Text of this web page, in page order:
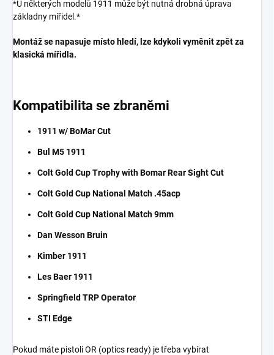
*U některých modelů 1911 může být nutná drobná úprava
základny mířidel.*
Montáž se napasuje místo hledí, lze kdykoli vyměnit zpět za
klasická mířidla.
Kompatibilita se zbraněmi
1911 w/ BoMar Cut
Bul M5 1911
Colt Gold Cup Trophy with Bomar Rear Sight Cut
Colt Gold Cup National Match .45acp
Colt Gold Cup National Match 9mm
Dan Wesson Bruin
Kimber 1911
Les Baer 1911
Springfield TRP Operator
STI Edge
Pokud máte pistoli OR (optics ready) je třeba vybírat